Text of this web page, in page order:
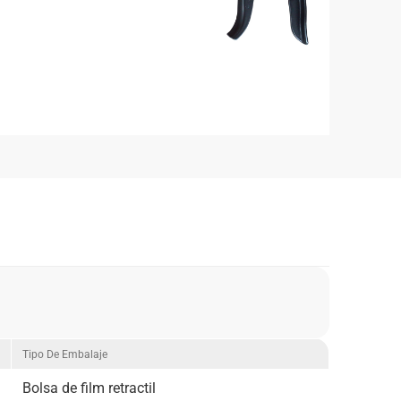
Tipo De Embalaje
Bolsa de film retractil